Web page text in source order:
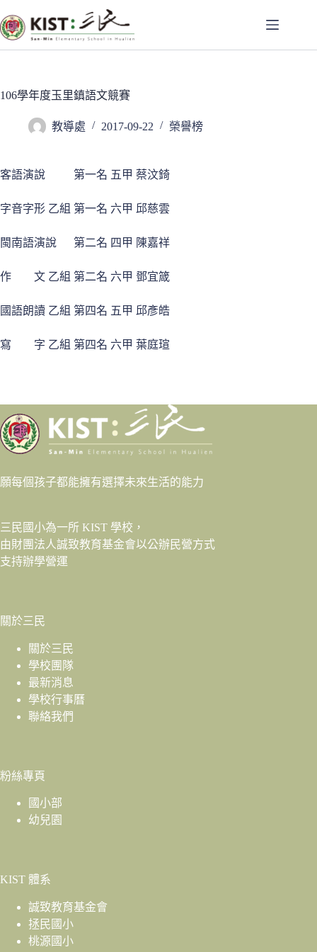
至
主
容
106學年度玉里鎮語文競賽
教導處 2017-09-22 榮譽榜
客語演說 第一名 五甲 蔡汶錡
字音字形 乙組 第一名 六甲 邱慈雲
閩南語演說 第二名 四甲 陳嘉祥
作 文 乙組 第二名 六甲 鄧宜箴
國語朗讀 乙組 第四名 五甲 邱彥皓
寫 字 乙組 第四名 六甲 葉庭瑄
願每個孩子都能擁有選擇未來生活的能力
三民國小為一所 KIST 學校，
由財團法人誠致教育基金會以公辦民營方式
支持辦學營運
關於三民
關於三民
學校團隊
最新消息
學校行事曆
聯絡我們
粉絲專頁
國小部
幼兒園
KIST 體系
誠致教育基金會
拯民國小
桃源國小